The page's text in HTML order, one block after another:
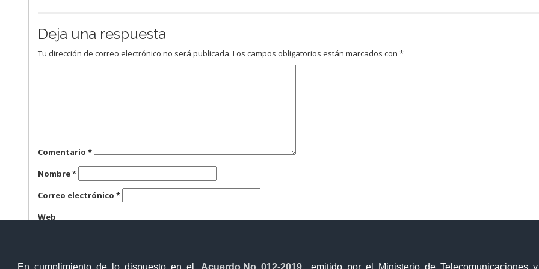
Deja una respuesta
Tu dirección de correo electrónico no será publicada. Los campos obligatorios están marcados con*
Comentario*
Nombre*
Correo electrónico*
Web